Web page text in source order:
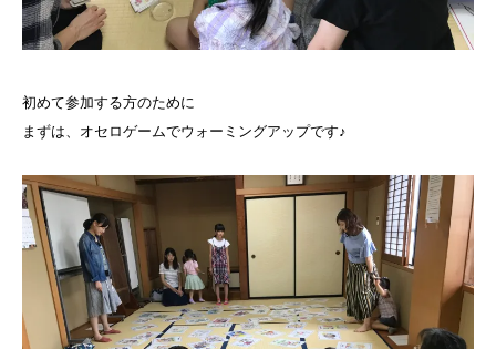
初めて参加する方のために
まずは、オセロゲームでウォーミングアップです♪